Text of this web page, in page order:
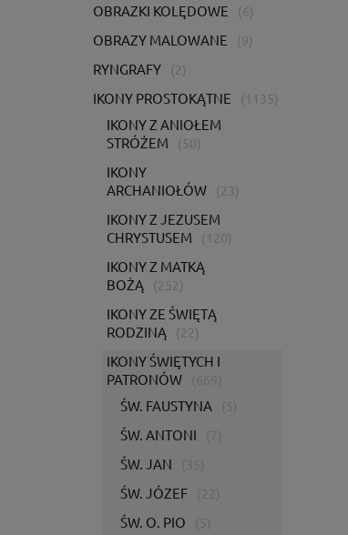
OBRAZKI KOLĘDOWE (6)
OBRAZY MALOWANE (9)
RYNGRAFY (2)
IKONY PROSTOKĄTNE (1135)
IKONY Z ANIOŁEM
STRÓŻEM
(50)
IKONY
ARCHANIOŁÓW
(23)
IKONY Z JEZUSEM
CHRYSTUSEM
(120)
IKONY Z MATKĄ
BOŻĄ
(252)
IKONY ZE ŚWIĘTĄ
RODZINĄ
(22)
IKONY ŚWIĘTYCH I
PATRONÓW
ŚW. FAUSTYNA
ŚW. ANTONI
ŚW. JAN
ŚW. JÓZEF
ŚW. O. PIO